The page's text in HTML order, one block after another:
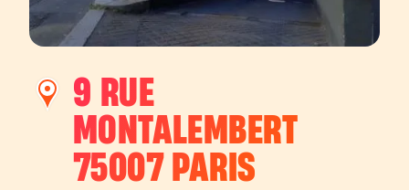
9 RUE
MONTALEMBERT
75007 PARIS